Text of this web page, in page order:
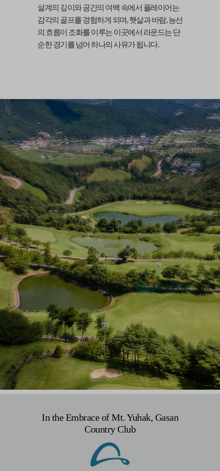
설계의 깊이와 공간의 여백 속에서 플레이어는
감각의 골프를 경험하게 되며, 햇살과 바람,능선
의 흐름이 조화를 이루는 이곳에서 라운드는 단
순한 경기를 넘어 하나의 사유가 됩니다.
In the Embrace of Mt. Yuhak, Gasan
Country Club